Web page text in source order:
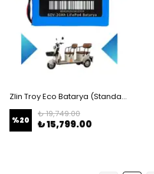
Zlin Troy Eco Batarya (Standart Kapasite) LiFePO4 60V 20Ah Elektrikli Motosiklet Bataryası
%20
₺ 19,749.00
₺ 15,799.00